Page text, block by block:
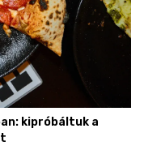
kipróbáltuk a